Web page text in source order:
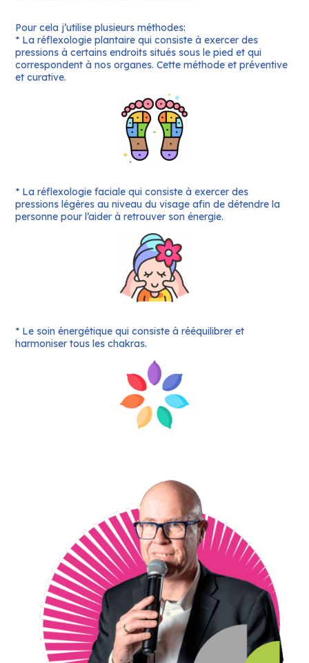
Pour cela j’utilise plusieurs méthodes:
* La réflexologie plantaire qui consiste à exercer des
pressions à certains endroits situés sous le pied et qui
correspondent à nos organes.Cette méthode et préventive
et curative.
* La réflexologie faciale qui consiste à exercer des
pressions légères au niveau du visage afin de détendre la
personne pour l’aider à retrouver son énergie.
* Le soin énergétique qui consiste à rééquilibrer et
harmoniser tous les chakras.